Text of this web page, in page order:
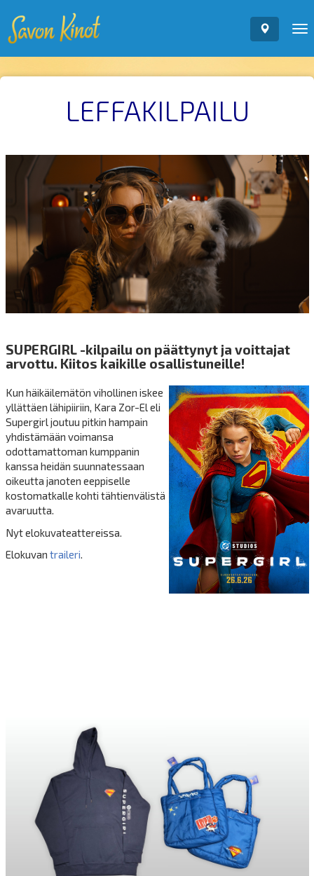
LEFFAKILPAILU
SUPERGIRL -kilpailu on päättynyt ja voittajat
arvottu. Kiitos kaikille osallistuneille!
Kun häikäilemätön vihollinen iskee
yllättäen lähipiiriin, Kara Zor-El eli
Supergirl joutuu pitkin hampain
yhdistämään voimansa
odottamattoman kumppanin
kanssa heidän suunnatessaan
oikeutta janoten eeppiselle
kostomatkalle kohti tähtienvälistä
avaruutta.
Nyt elokuvateattereissa.
Elokuvan traileri.